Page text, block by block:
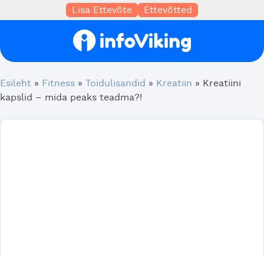
Lisa Ettevõte Ettevõtted
Esileht » Fitness » Toidulisandid » Kreatiin » Kreatiini
kapslid – mida peaks teadma?!